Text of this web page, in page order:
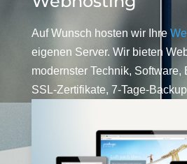
Auf Wunsch hosten wir Ihre
eigenen Server. Wir bieten
modernster Technik, Software,
SSL-Zertifikate, 7-Tage-